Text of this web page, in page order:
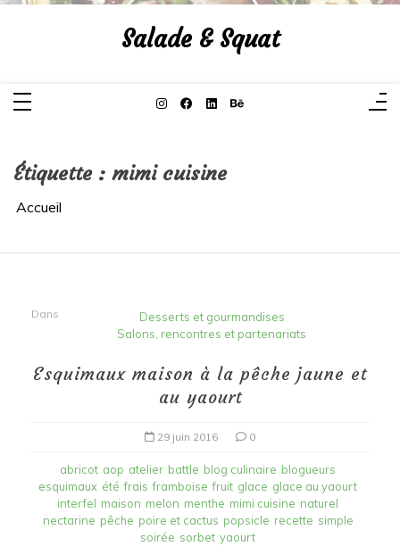
Aller
Salade & Squat
Étiquette : mimi cuisine
Accueil
Dans
Desserts et gourmandises
Salons, rencontres et partenariats
Esquimaux maison à la pêche jaune et
au yaourt
29 juin 2016 0
abricot aop atelier battle blog culinaire blogueurs
esquimaux été frais framboise fruit glace glace au yaourt
interfel maison melon menthe mimi cuisine naturel
nectarine pêche poire et cactus popsicle recette simple
soirée sorbet yaourt